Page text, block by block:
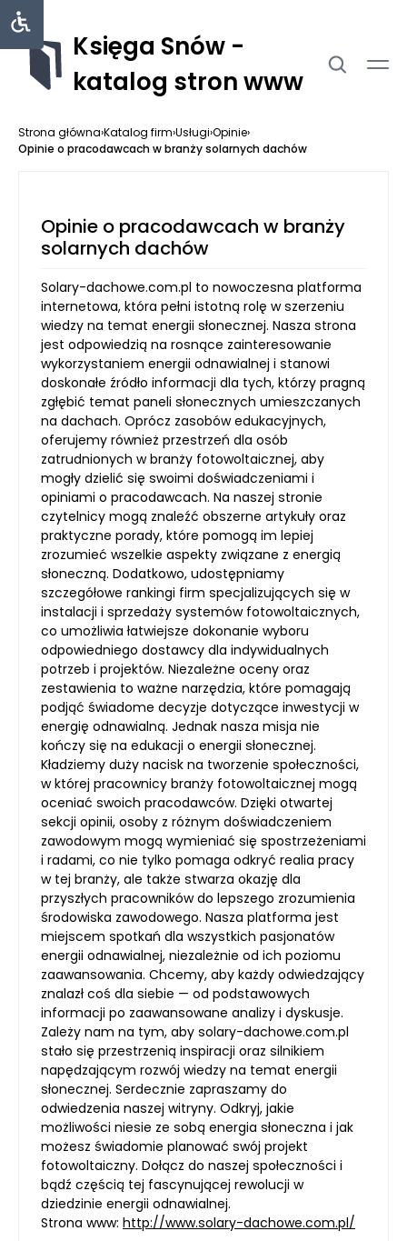
Księga Snów -
katalog stron www
Strona główna›Katalog firm›Usługi›Opinie›
Opinie o pracodawcach w branży solarnych dachów
Opinie o pracodawcach w branży
solarnych dachów
Solary-dachowe.com.pl to nowoczesna platforma
internetowa, która pełni istotną rolę w szerzeniu
wiedzy na temat energii słonecznej. Nasza strona
jest odpowiedzią na rosnące zainteresowanie
wykorzystaniem energii odnawialnej i stanowi
doskonałe źródło informacji dla tych, którzy pragną
zgłębić temat paneli słonecznych umieszczanych
na dachach. Oprócz zasobów edukacyjnych,
oferujemy również przestrzeń dla osób
zatrudnionych w branży fotowoltaicznej, aby
mogły dzielić się swoimi doświadczeniami i
opiniami o pracodawcach. Na naszej stronie
czytelnicy mogą znaleźć obszerne artykuły oraz
praktyczne porady, które pomogą im lepiej
zrozumieć wszelkie aspekty związane z energią
słoneczną. Dodatkowo, udostępniamy
szczegółowe rankingi firm specjalizujących się w
instalacji i sprzedaży systemów fotowoltaicznych,
co umożliwia łatwiejsze dokonanie wyboru
odpowiedniego dostawcy dla indywidualnych
potrzeb i projektów. Niezależne oceny oraz
zestawienia to ważne narzędzia, które pomagają
podjąć świadome decyzje dotyczące inwestycji w
energię odnawialną. Jednak nasza misja nie
kończy się na edukacji o energii słonecznej.
Kładziemy duży nacisk na tworzenie społeczności,
w której pracownicy branży fotowoltaicznej mogą
oceniać swoich pracodawców. Dzięki otwartej
sekcji opinii, osoby z różnym doświadczeniem
zawodowym mogą wymieniać się spostrzeżeniami
i radami, co nie tylko pomaga odkryć realia pracy
w tej branży, ale także stwarza okazję dla
przyszłych pracowników do lepszego zrozumienia
środowiska zawodowego. Nasza platforma jest
miejscem spotkań dla wszystkich pasjonatów
energii odnawialnej, niezależnie od ich poziomu
zaawansowania. Chcemy, aby każdy odwiedzający
znalazł coś dla siebie — od podstawowych
informacji po zaawansowane analizy i dyskusje.
Zależy nam na tym, aby solary-dachowe.com.pl
stało się przestrzenią inspiracji oraz silnikiem
napędzającym rozwój wiedzy na temat energii
słonecznej. Serdecznie zapraszamy do
odwiedzenia naszej witryny. Odkryj, jakie
możliwości niesie ze sobą energia słoneczna i jak
możesz świadomie planować swój projekt
fotowoltaiczny. Dołącz do naszej społeczności i
bądź częścią tej fascynującej rewolucji w
dziedzinie energii odnawialnej.
Strona www: http://www.solary-dachowe.com.pl/